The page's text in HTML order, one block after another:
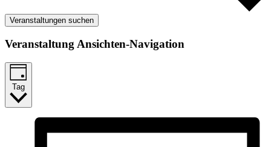
Veranstaltungen suchen
Veranstaltung Ansichten-Navigation
Tag